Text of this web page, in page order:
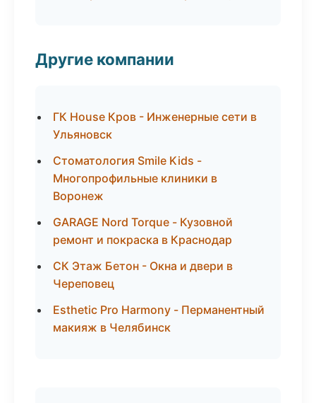
Другие компании
ГК House Кров - Инженерные сети в
Ульяновск
Стоматология Smile Kids -
Многопрофильные клиники в
Воронеж
GARAGE Nord Torque - Кузовной
ремонт и покраска в Краснодар
СК Этаж Бетон - Окна и двери в
Череповец
Esthetic Pro Harmony - Перманентный
макияж в Челябинск